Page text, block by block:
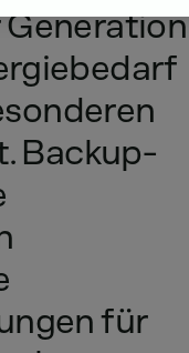
Generation
Backup-
für